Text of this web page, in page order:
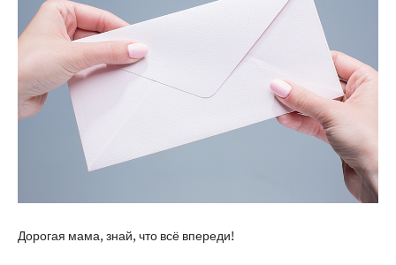
Дорогая мама, знай, что всё впереди!